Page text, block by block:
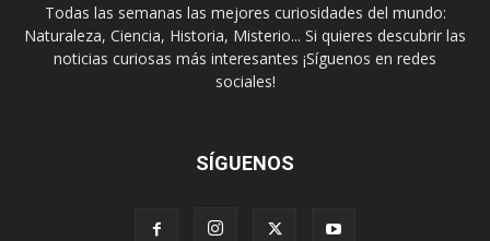
Todas las semanas las mejores curiosidades del mundo:
Naturaleza, Ciencia, Historia, Misterio... Si quieres descubrir las
noticias curiosas más interesantes ¡Síguenos en redes
sociales!
SÍGUENOS